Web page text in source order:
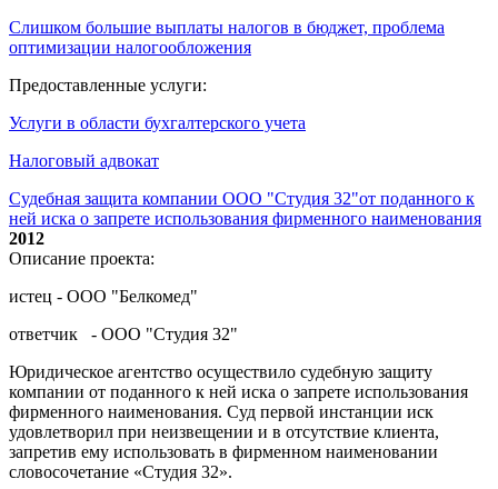
Слишком большие выплаты налогов в бюджет, проблема
оптимизации налогообложения
Предоставленные услуги:
Услуги в области бухгалтерского учета
Налоговый адвокат
Судебная защита компании ООО "Студия 32"от поданного к
ней иска о запрете использования фирменного наименования
2012
Описание проекта:
истец - ООО "Белкомед"
ответчик - ООО "Студия 32"
Юридическое агентство осуществило судебную защиту
компании от поданного к ней иска о запрете использования
фирменного наименования. Суд первой инстанции иск
удовлетворил при неизвещении и в отсутствие клиента,
запретив ему использовать в фирменном наименовании
словосочетание «Студия 32».